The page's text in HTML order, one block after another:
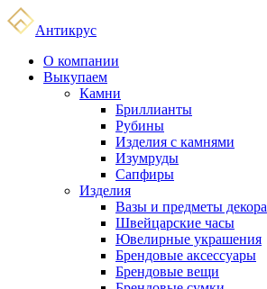
Антикрус
О компании
Выкупаем
Камни
Бриллианты
Рубины
Изделия с камнями
Изумруды
Сапфиры
Изделия
Вазы и предметы декора
Швейцарские часы
Ювелирные украшения
Брендовые аксессуары
Брендовые вещи